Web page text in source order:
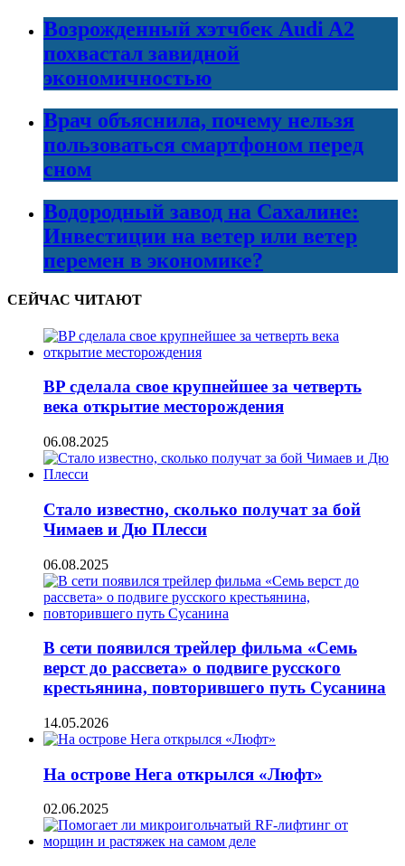
Возрожденный хэтчбек Audi A2
похвастал завидной
экономичностью
Врач объяснила, почему нельзя
пользоваться смартфоном перед
сном
Водородный завод на Сахалине:
Инвестиции на ветер или ветер
перемен в экономике?
СЕЙЧАС ЧИТАЮТ
BP сделала свое крупнейшее за четверть
века открытие месторождения
06.08.2025
Стало известно, сколько получат за бой
Чимаев и Дю Плесси
06.08.2025
В сети появился трейлер фильма «Семь
верст до рассвета» о подвиге русского
крестьянина, повторившего путь Сусанина
14.05.2026
На острове Нега открылся «Люфт»
02.06.2025